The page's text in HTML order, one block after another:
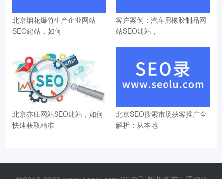
北京烟花爆竹生产企业网站
SEO建站，如何
客户案例：汽车用橡胶制品网
站SEO建站，
北京亦庄网站SEO建站，如何
快速获取精准
北京SEO搜索市场获客推广全
解析：从本地